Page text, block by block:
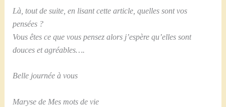
Là, tout de suite, en lisant cette article, quelles sont vos
pensées ?
Vous êtes ce que vous pensez alors j’espère qu’elles sont
douces et agréables….
Belle journée à vous
Maryse de Mes mots de vie